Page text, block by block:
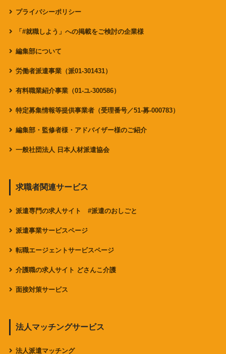
プライバシーポリシー
「#就職しよう」への掲載をご検討の企業様
編集部について
労働者派遣事業（派01-301431）
有料職業紹介事業（01-ユ-300586）
特定募集情報等提供事業者（受理番号／51-募-000783）
編集部・監修者様・アドバイザー様のご紹介
一般社団法人 日本人材派遣協会
求職者関連サービス
派遣専門の求人サイト #派遣のおしごと
派遣事業サービスページ
転職エージェントサービスページ
介護職の求人サイト どさんこ介護
面接対策サービス
法人マッチングサービス
法人派遣マッチング